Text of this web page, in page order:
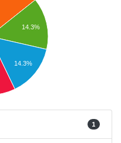
14.3%
14.3%
1